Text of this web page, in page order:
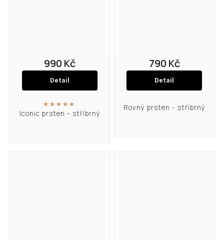
Iconic prsten - stříbrný
990 Kč
Detail
Rovný prsten - stříbrný
790 Kč
Detail